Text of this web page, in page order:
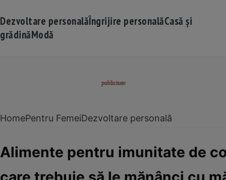
Dezvoltare personalăÎngrijire personalăCasă și
grădinăModă
HomePentru FemeiDezvoltare personală
Alimente pentru imunitate de